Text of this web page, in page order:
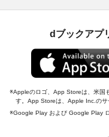
dブックアプ
Appleのロゴ、App Storeは、米国
す。App Storeは、Apple Inc.のサ
Google Play および Google Play